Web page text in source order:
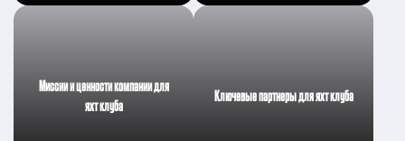
Миссии и ценности компании для
яхт клуба
Ключевые партнеры для яхт клуба